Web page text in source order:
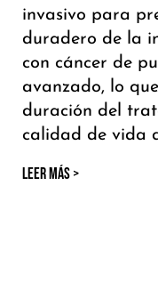
invasivo para
duradero de la
con cáncer de
avanzado, lo
duración del
calidad de vida
LEER MÁS >